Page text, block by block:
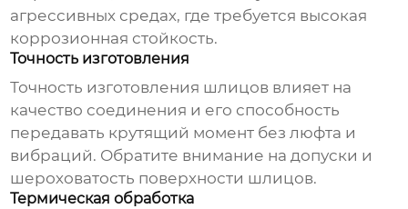
агрессивных средах, где требуется высокая
коррозионная стойкость.
Точность изготовления
Точность изготовления шлицов влияет на
качество соединения и его способность
передавать крутящий момент без люфта и
вибраций. Обратите внимание на допуски и
шероховатость поверхности шлицов.
Термическая обработка